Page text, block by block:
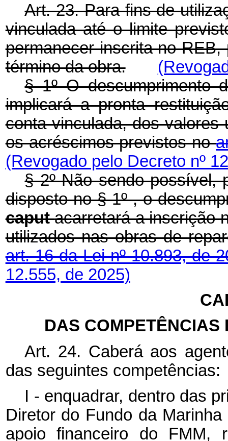
Art. 23. Para fins de
vinculada até o limite
permanecer inscrita no
término da obra.
§ 1º O
implicará a pronta
conta vinculada, dos
os acréscimos previstos no
(Revogado pelo Decreto nº
§ 2º Não sendo possível,
disposto no § 1º , o
caputacarretará a inscrição
utilizados nas obras de
art. 16 da Lei nº 10.893, de
12.555, de 2025)
DAS COMPETÊNCIAS
Art. 24. Caberá aos
das seguintes competências:
I - enquadrar, dentro das
Diretor do Fundo da
apoio financeiro do FMM,